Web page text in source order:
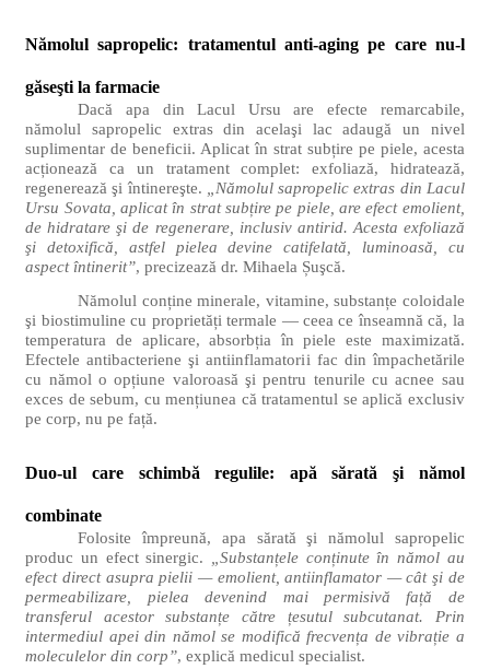
Nămolul sapropelic: tratamentul anti-aging pe care nu-l
găseşti la farmacie
Dacă apa din Lacul Ursu are efecte remarcabile,
nămolul sapropelic extras din acelaşi lac adaugă un nivel
suplimentar de beneficii. Aplicat în strat subțire pe piele, acesta
acționează ca un tratament complet: exfoliază, hidratează,
regenerează şi întinereşte.
„Nămolul sapropelic extras din Lacul
Ursu Sovata, aplicat în strat subțire pe piele, are efect emolient,
de hidratare şi de regenerare, inclusiv antirid. Acesta exfoliază
şi detoxifică, astfel pielea devine catifelată, luminoasă, cu
aspect întinerit”, precizează dr. Mihaela Șuşcă.
Nămolul conține minerale, vitamine, substanțe coloidale
şi biostimuline cu proprietăți termale — ceea ce înseamnă că, la
temperatura de aplicare, absorbția în piele este maximizată.
Efectele antibacteriene şi antiinflamatorii fac din împachetările
cu nămol o opțiune valoroasă şi pentru tenurile cu acnee sau
exces de sebum, cu mențiunea că tratamentul se aplică exclusiv
pe corp, nu pe față.
Duo-ul care schimbă regulile: apă sărată şi nămol
combinate
Folosite împreună, apa sărată şi nămolul sapropelic
produc un efect sinergic. „Substanțele conținute în nămol au
efect direct asupra pielii — emolient, antiinflamator — cât şi de
permeabilizare, pielea devenind mai permisivă față de
transferul acestor substanțe către țesutul subcutanat. Prin
intermediul apei din nămol se modifică frecvența de vibrație a
moleculelor din corp”, explică medicul specialist.